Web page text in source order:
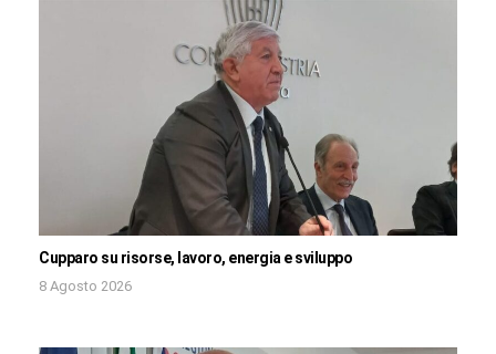
Cupparo su risorse, lavoro, energia e sviluppo
8 Agosto 2026